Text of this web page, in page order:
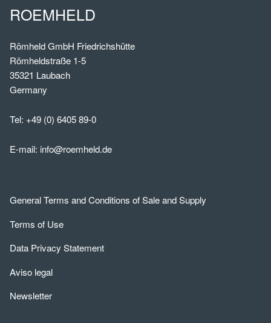
ROEMHELD
Römheld GmbH Friedrichshütte
Römheldstraße 1-5
35321 Laubach
Germany
Tel: +49 (0) 6405 89-0
E-mail: info@roemheld.de
General Terms and Conditions of Sale and Supply
Terms of Use
Data Privacy Statement
Aviso legal
Newsletter